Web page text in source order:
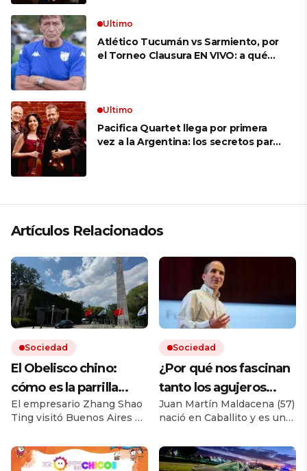
Ultimo
Atlético Tucumán vs Sarmiento, por
el Torneo Clausura EN VIVO: a qué
Ultimo
Pacifica Quartet llega por primera
vez a la Argentina: los secretos para
Artículos Relacionados
Sociedad
El Obelisco chino:
cómo es la parrilla
argentina más grande
de Asia y la curiosa
historia de su dueño
El empresario Zhang Shao
Ting visitó Buenos Aires en
país. En 2004 abrió un
restaurante en Beijing que
Sociedad
¿Por qué nos fascinan
tanto los agujeros
negros?: el genio
argentino que es un
“rockstar” tiene una
respuesta
Juan Martín Maldacena (57)
nació en Caballito y es uno
prestigiosos del mundo. En
menos de una semana